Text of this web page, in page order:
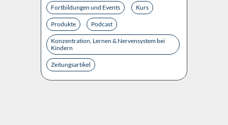
Fortbildungen und Events Kurs
Produkte Podcast
Konzentration, Lernen & Nervensystem bei
Kindern
Zeitungsartikel